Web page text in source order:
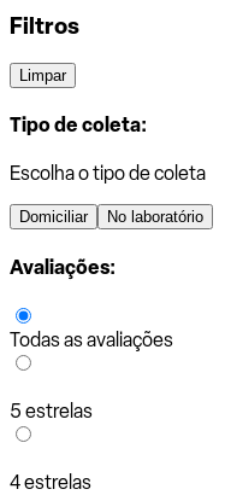
Filtros
Limpar
Tipo de coleta:
Escolha o tipo de coleta
Domiciliar No laboratório
Avaliações:
Todas as avaliações
5 estrelas
4 estrelas